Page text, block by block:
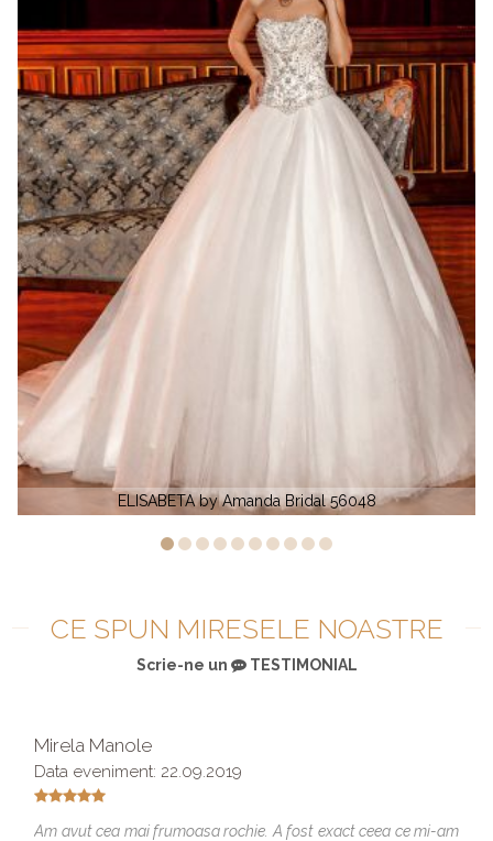
CASANDRA by Amanda DiVelli 58057
CE SPUN MIRESELE NOASTRE
Scrie-ne un TESTIMONIAL
Mirela Manole
Data eveniment: 22.09.2019
Am avut cea mai frumoasa rochie. A fost exact ceea ce mi-am